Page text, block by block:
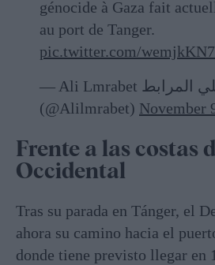
génocide à Gaza fait
au port de Tanger.
pic.twitter.com/
— Ali Lmrabet علي المرابط
(@Alilmrabet) November
Frente a las costas
Occidental
Tras su parada en Tánger, el
ahora su camino hacia el
donde tiene previsto llegar en